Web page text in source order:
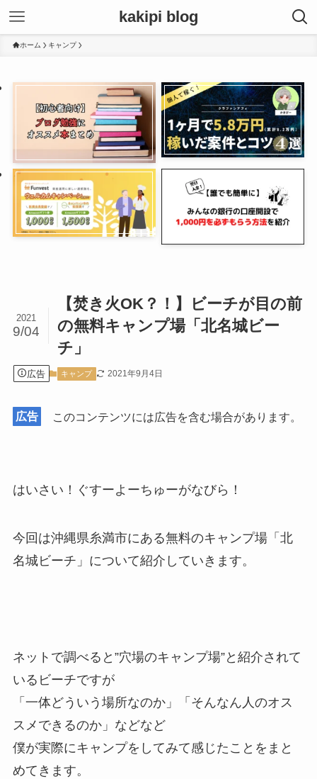
kakipi blog
ホーム キャンプ
【焚き火OK？！】ビーチが目の前
の無料キャンプ場「北名城ビー
チ」
2021
9/04
広告 キャンプ 2021年9月4日
広告 このコンテンツには広告を含む場合があります。
はいさい！ぐすーよーちゅーがなびら！
今回は沖縄県糸満市にある無料のキャンプ場「北
名城ビーチ」について紹介していきます。
ネットで調べると”穴場のキャンプ場”と紹介されて
いるビーチですが
「一体どういう場所なのか」「そんなん人のオス
スメできるのか」などなど
僕が実際にキャンプをしてみて感じたことをまと
めてきます。